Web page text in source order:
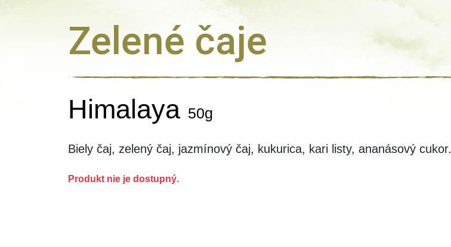
Zelené čaje
Himalaya 50g
Biely čaj, zelený čaj, jazmínový čaj, kukurica, kari listy, ananásový cukor.
Produkt nie je dostupný.